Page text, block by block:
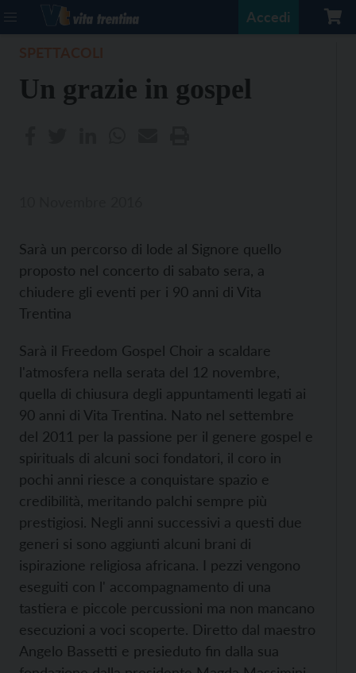
Accedi
Un grazie in gospel
Sarà un percorso di lode al Signore quello
proposto nel concerto di sabato sera, a
chiudere gli eventi per i 90 anni di Vita
Trentina
Sarà il Freedom Gospel Choir a scaldare
l'atmosfera nella serata del 12 novembre,
quella di chiusura degli appuntamenti legati ai
90 anni di Vita Trentina. Nato nel settembre
del 2011 per la passione per il genere gospel e
spirituals di alcuni soci fondatori, il coro in
pochi anni riesce a conquistare spazio e
credibilità, meritando palchi sempre più
prestigiosi. Negli anni successivi a questi due
generi si sono aggiunti alcuni brani di
ispirazione religiosa africana. I pezzi vengono
eseguiti con l' accompagnamento di una
tastiera e piccole percussioni ma non mancano
esecuzioni a voci scoperte. Diretto dal maestro
Angelo Bassetti e presieduto fin dalla sua